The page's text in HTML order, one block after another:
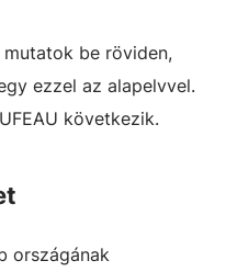
be röviden,
ezzel az alapelvvel.
következik.
országának